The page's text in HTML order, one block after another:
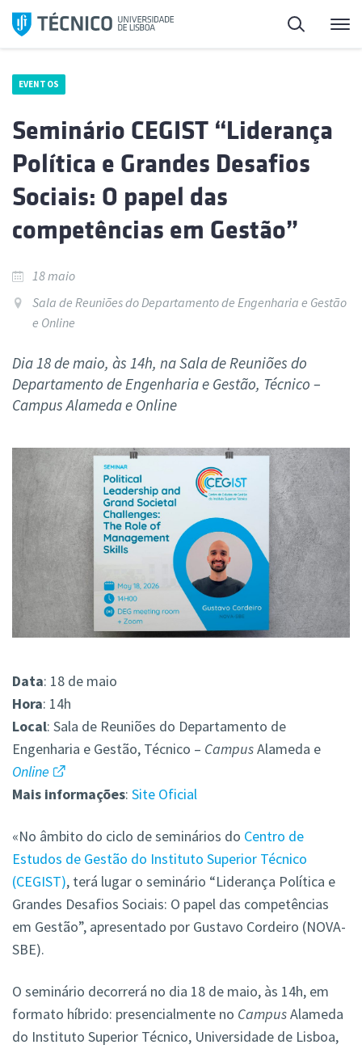
Saltar
para
Pesquisa
EVENTOS
Seminário CEGIST “Liderança
Política e Grandes Desafios
Sociais: O papel das
competências em Gestão”
18 maio
Sala de Reuniões do Departamento de Engenharia e Gestão
e Online
Dia 18 de maio, às 14h, na Sala de Reuniões do
Departamento de Engenharia e Gestão, Técnico –
Campus Alameda e Online
Data: 18 de maio
Hora: 14h
Local: Sala de Reuniões do Departamento de
Engenharia e Gestão, Técnico – CampusAlameda e
Online
Mais informações: Site Oficial
«No âmbito do ciclo de seminários do Centro de
Estudos de Gestão do Instituto Superior Técnico
(CEGIST), terá lugar o seminário “Liderança Política e
Grandes Desafios Sociais: O papel das competências
em Gestão”, apresentado por Gustavo Cordeiro (NOVA-
SBE).
O seminário decorrerá no dia 18 de maio, às 14h, em
formato híbrido: presencialmente no CampusAlameda
do Instituto Superior Técnico, Universidade de Lisboa,